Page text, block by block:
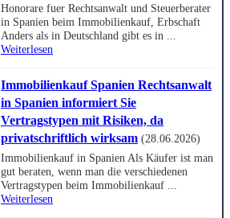
Honorare fuer Rechtsanwalt und Steuerberater
in Spanien beim Immobilienkauf, Erbschaft
Anders als in Deutschland gibt es in ...
Weiterlesen
Immobilienkauf Spanien Rechtsanwalt
in Spanien informiert Sie
Vertragstypen mit Risiken, da
privatschriftlich wirksam (28.06.2026)
Immobilienkauf in Spanien Als Käufer ist man
gut beraten, wenn man die verschiedenen
Vertragstypen beim Immobilienkauf ...
Weiterlesen